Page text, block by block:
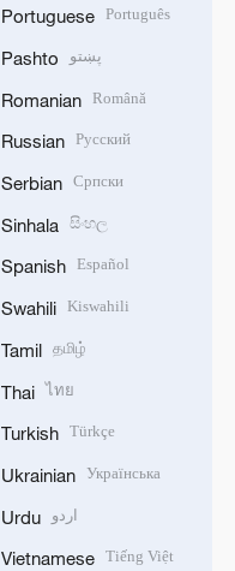
Portuguese Português
Pashto پښتو
Romanian Română
Russian Русский
Serbian Српски
Sinhala සිංහල
Spanish Español
Swahili Kiswahili
Tamil தமிழ்
Thai ไทย
Turkish Türkçe
Ukrainian Українська
Urdu اردو
Vietnamese Tiếng Việt